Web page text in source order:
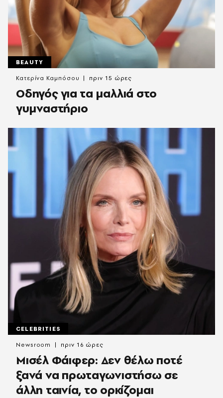
BEAUTY
Οδηγός για τα μαλλιά στο
γυμναστήριο
Κατερίνα Καμπόσου πριν 15 ώρες
CELEBRITIES
Μισέλ Φάιφερ: Δεν θέλω ποτέ
ξανά να πρωταγωνιστήσω σε
άλλη ταινία, το ορκίζομαι
Newsroom πριν 16 ώρες